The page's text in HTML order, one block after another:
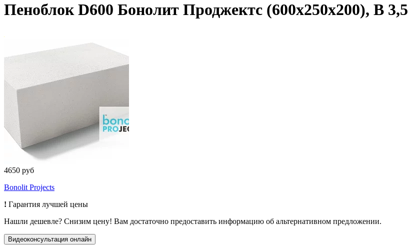
Пеноблок D600 Бонолит Проджектс (600х250х200), В 3,5
4650 руб
Bonolit Projects
! Гарантия лучшей цены
Нашли дешевле? Снизим цену! Вам достаточно предоставить информацию об альтернативном предложении.